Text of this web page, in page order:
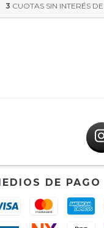
3 CUOTAS SIN INTERÉS DE
DE PAGO